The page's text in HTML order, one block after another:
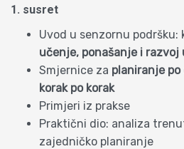
1. susret
Uvod u senzornu
učenje, ponašanje i
Smjernice za planiranje
korak po korak
Primjeri iz prakse
Praktični dio: analiza
zajedničko planiranje